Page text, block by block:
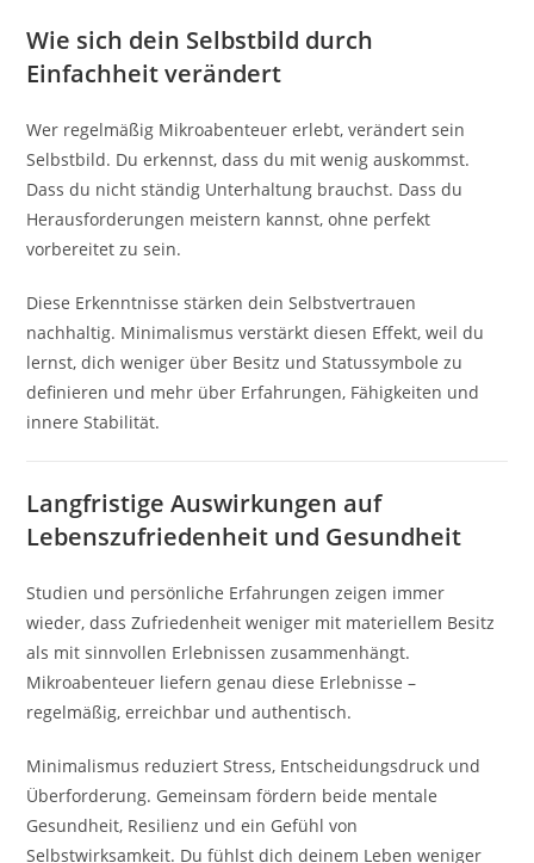
Wie sich dein Selbstbild durch
Einfachheit verändert
Wer regelmäßig Mikroabenteuer erlebt, verändert sein
Selbstbild. Du erkennst, dass du mit wenig auskommst.
Dass du nicht ständig Unterhaltung brauchst. Dass du
Herausforderungen meistern kannst, ohne perfekt
vorbereitet zu sein.
Diese Erkenntnisse stärken dein Selbstvertrauen
nachhaltig. Minimalismus verstärkt diesen Effekt, weil du
lernst, dich weniger über Besitz und Statussymbole zu
definieren und mehr über Erfahrungen, Fähigkeiten und
innere Stabilität.
Langfristige Auswirkungen auf
Lebenszufriedenheit und Gesundheit
Studien und persönliche Erfahrungen zeigen immer
wieder, dass Zufriedenheit weniger mit materiellem Besitz
als mit sinnvollen Erlebnissen zusammenhängt.
Mikroabenteuer liefern genau diese Erlebnisse –
regelmäßig, erreichbar und authentisch.
Minimalismus reduziert Stress, Entscheidungsdruck und
Überforderung. Gemeinsam fördern beide mentale
Gesundheit, Resilienz und ein Gefühl von
Selbstwirksamkeit. Du fühlst dich deinem Leben weniger